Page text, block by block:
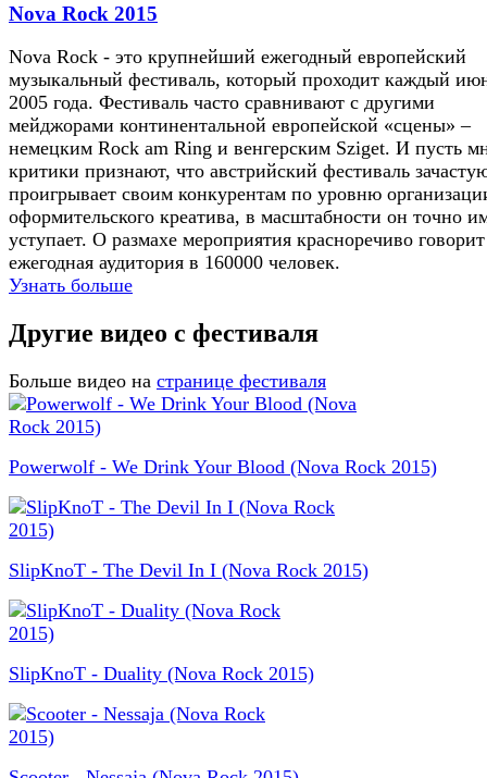
Nova Rock 2015
Nova Rock - это крупнейший ежегодный европейский
музыкальный фестиваль, который проходит каждый
2005 года. Фестиваль часто сравнивают с другими
мейджорами континентальной европейской «сцены» –
немецким Rock am Ring и венгерским Sziget. И пусть
критики признают, что австрийский фестиваль
проигрывает своим конкурентам по уровню
оформительского креатива, в масштабности он точно
уступает. О размахе мероприятия красноречиво говорит
ежегодная аудитория в 160000 человек.
Узнать больше
Другие видео с фестиваля
Больше видео на странице фестиваля
Powerwolf - We Drink Your Blood (Nova Rock 2015)
SlipKnoT - The Devil In I (Nova Rock 2015)
SlipKnoT - Duality (Nova Rock 2015)